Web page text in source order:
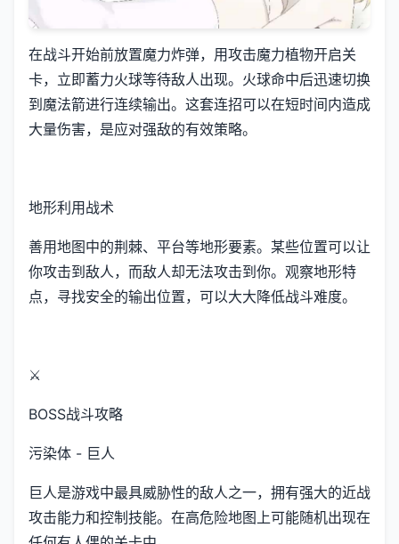
在战斗开始前放置魔力炸弹，用攻击魔力植物开启关
卡，立即蓄力火球等待敌人出现。火球命中后迅速切换
到魔法箭进行连续输出。这套连招可以在短时间内造成
大量伤害，是应对强敌的有效策略。
地形利用战术
善用地图中的荆棘、平台等地形要素。某些位置可以让
你攻击到敌人，而敌人却无法攻击到你。观察地形特
点，寻找安全的输出位置，可以大大降低战斗难度。
⚔️
BOSS战斗攻略
污染体 - 巨人
巨人是游戏中最具威胁性的敌人之一，拥有强大的近战
攻击能力和控制技能。在高危险地图上可能随机出现在